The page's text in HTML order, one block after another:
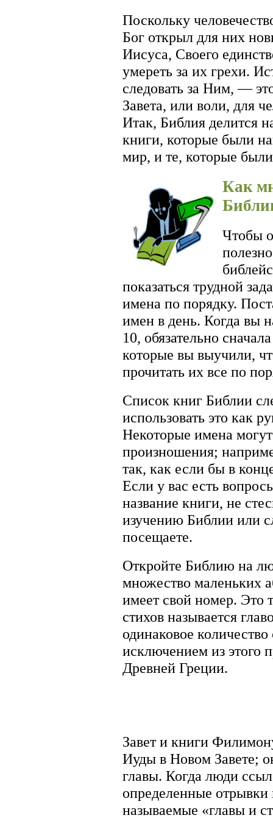
Поскольку
Бог открыл для них
Иисуса, Своего
умереть за их грехи.
следовать за Ним, —
Завета, или воли, для
Итак, Библия делится
книги, которые были
мир, и те, которые
Как
Чтобы
показаться трудной
имена по порядку.
имен в день. Когда вы
10, обязательно
которые вы выучили,
прочитать их все по
Список книг Библии
использовать это как
Некоторые имена
произношения;
так, как если бы в
Если у вас есть
название книги, не
изучению Библии или
посещаете.
Откройте Библию на
множество маленьких
имеет свой номер. Это
стихов называется
одинаковое
исключением из этого
Древней Греции.
Завет и книги
Иуды в Новом Завете;
главы. Когда люди
определенные
называемые «главы и